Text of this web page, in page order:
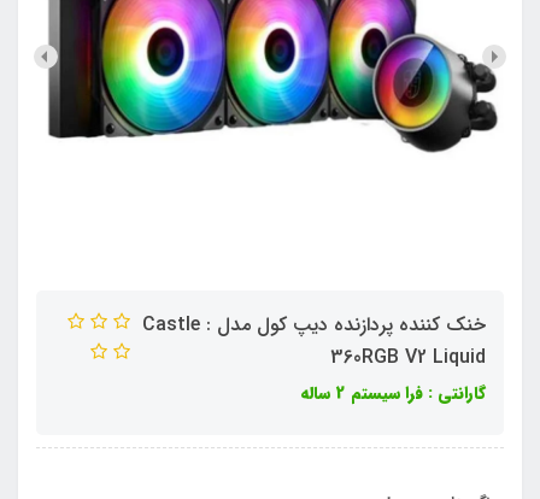
خنک کننده پردازنده دیپ کول مدل : Castle
360RGB V2 Liquid
گارانتی : فرا سیستم 2 ساله